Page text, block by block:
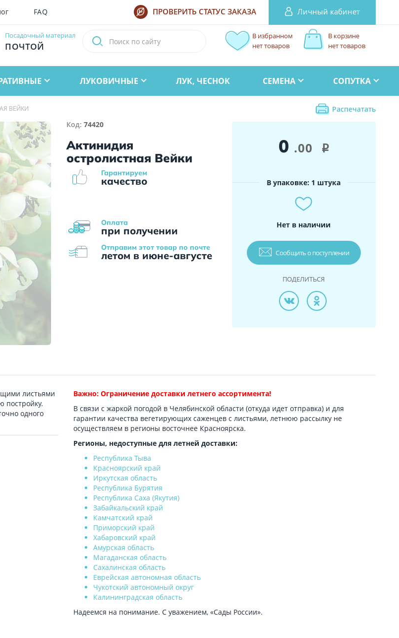
FAQ ПРОВЕРИТЬ СТАТУС ЗАКАЗА Личный кабинет
Посадочный материал
ПОЧТОЙ
В корзине
нет товаров
В избранном
нет товаров
ЛУКОВИЧНЫЕ ЛУК, ЧЕСНОК СЕМЕНА СОПУТКА
ВЕЙКИ
Распечатать
Код: 74420
Актинидия
остролистная Вейки
Оплата
при получении
Гарантируем
качество
Отправим этот товар по почте
летом в июне-августе
0 .00 i
В упаковке: 1 штука
Нет в наличии
Сообщить о поступлении
ПОДЕЛИТЬСЯ
листьями
постройку.
одного
Важно: Ограничение доставки летнего ассортимента!
В связи с жаркой погодой в Челябинской области (откуда идет отправка) и для
гарантии качества вегетирующих саженцев с листьями, летнюю рассылку не
осуществляем в регионы восточнее Красноярска.
Регионы, недоступные для летней доставки:
Республика Тыва
Красноярский край
Иркутская область
Республика Бурятия
Республика Саха (Якутия)
Забайкальский край
Камчатский край
Приморский край
Хабаровский край
Амурская область
Магаданская область
Сахалинская область
Еврейская автономная область
Чукотский автономный округ
Калининградская область
Надеемся на понимание. С уважением, «Сады России».